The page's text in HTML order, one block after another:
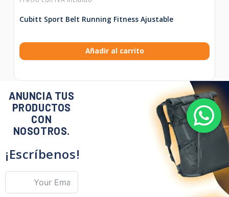
Cubitt Sport Belt Running Fitness Ajustable
Añadir al carrito
ANUNCIA TUS
PRODUCTOS
CON
NOSOTROS.
¡Escríbenos!